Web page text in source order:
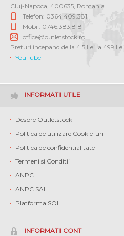
Cluj-Napoca 400635 Romania
Telefon: 0364 409.381
Mobil: 0746.383.818
office@outletstock.ro
Preturi incepand de la 4.5 Lei la 499 Lei.
YouTube
INFORMATII UTILE
Despre Outletstock
Politica de utilizare Cookie-uri
Politica de confidentialitate
Termeni si Conditii
ANPC
ANPC SAL
Platforma SOL
INFORMATII CONT